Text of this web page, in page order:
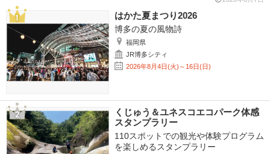
はかた夏まつり2026
博多の夏の風物詩
福岡県
JR博多シティ
2026年8月4日(火)～16日(日)
くじゅう＆ユネスコエコパーク体感
スタンプラリー
110スポットでの観光や体験プログラム
を楽しめるスタンプラリー